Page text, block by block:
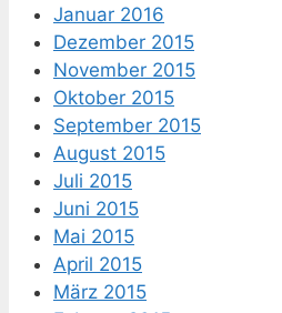
Januar 2016
Dezember 2015
November 2015
Oktober 2015
September 2015
August 2015
Juli 2015
Juni 2015
Mai 2015
April 2015
März 2015